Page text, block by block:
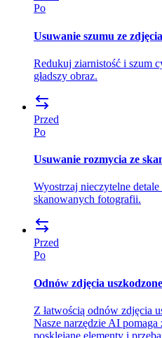
Po
Usuwanie szumu ze zdjęcia
Redukuj ziarnistość i szum
gładszy obraz.
Przed
Po
Usuwanie rozmycia ze
Wyostrzaj nieczytelne
skanowanych fotografii.
Przed
Po
Odnów zdjęcia
Z łatwością odnów zdjęcia
Nasze narzędzie AI
posklejane elementy i